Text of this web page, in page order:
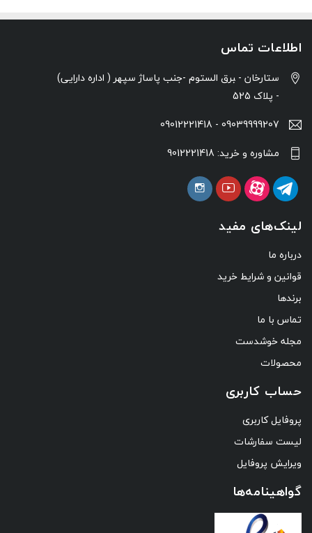
اطلاعات تماس
ستارخان - ‍برق الستوم -جنب پاساژ سپهر ( اداره دارایی)
- پلاک 525
09039999207 - 09012221418
مشاوره و خرید: 9012221418
لینک‌های مفید
درباره ما
قوانین و شرایط خرید
برندها
تماس با ما
مجله خوشدست
محصولات
حساب کاربری
پروفایل کاربری
لیست سفارشات
ویرایش پروفایل
گواهینامه‌ها